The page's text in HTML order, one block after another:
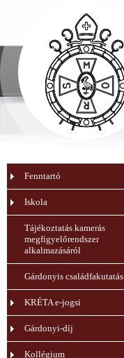
Fenntartó
Iskola
Tájékoztatás kamerás
megfigyelőrendszer
alkalmazásáról
Gárdonyis családfakutatás
KRÉTA e-jogsi
Gárdonyi-díj
Kollégium